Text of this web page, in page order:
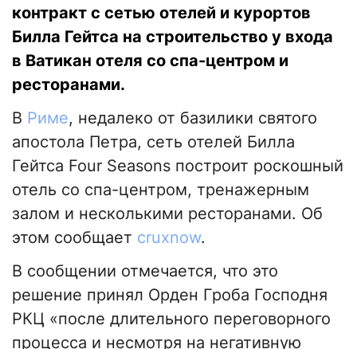
контракт с сетью отелей и курортов
Билла Гейтса на строительство у входа
в Ватикан отеля со спа-центром и
ресторанами.
В Риме, недалеко от базилики святого
апостола Петра, сеть отелей Билла
Гейтса Four Seasons построит роскошный
отель со спа-центром, тренажерным
залом и несколькими ресторанами. Об
этом сообщает cruxnow.
В сообщении отмечается, что это
решение принял Орден Гроба Господня
РКЦ «после длительного переговорного
процесса и несмотря на негативную